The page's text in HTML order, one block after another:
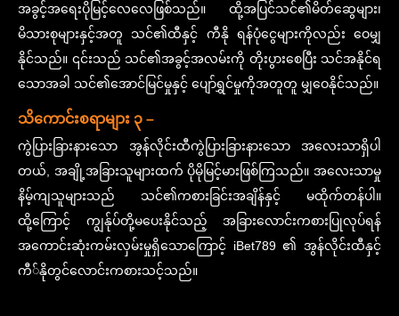
အခွင့်အရေးပိုမြင့်လေလေဖြစ်သည်။ ထို့အပြင်သင်၏မိတ်ဆွေများ၊
မိသားစုများနှင့်အတူ သင်၏ထီနှင့် ကီနို ရန်ပုံငွေများကိုလည်း ဝေမျှ
နိုင်သည်။ ၎င်းသည် သင်၏အခွင့်အလမ်းကို တိုးပွားစေပြီး သင်အနိုင်ရ
သောအခါ သင်၏အောင်မြင်မှုနှင့် ပျော်ရွှင်မှုကိုအတူတူ မျှဝေနိုင်သည်။
သိကောင်းစရာများ ၃ –
ကွဲပြားခြားနားသော အွန်လိုင်းထီကွဲပြားခြားနားသော အလေးသာရှိပါ
တယ်, အချို့အခြားသူများထက် ပိုမိုမြင့်မားဖြစ်ကြသည်။ အလေးသာမှု
နိမ့်ကျသူများသည် သင်၏ကစားခြင်းအချိန်နှင့် မထိုက်တန်ပါ။
ထို့ကြောင့် ကျွန်ုပ်တို့မပေးနိုင်သည့် အခြားလောင်းကစားပြုလုပ်ရန်
အကောင်းဆုံးကမ်းလှမ်းမှုရှိသောကြောင့် iBet789 ၏ အွန်လိုင်းထီနှင့်
ကီ်နိုတွင်လောင်းကစားသင့်သည်။